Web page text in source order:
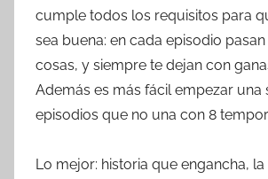
cumple todos los requisitos para
sea buena: en cada episodio
cosas, y siempre te dejan con
Además es más fácil empezar una
episodios que no una con 8
Lo mejor: historia que engancha,